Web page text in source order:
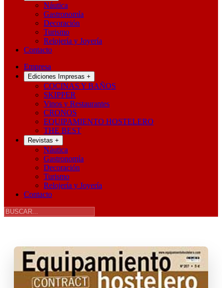
Náutica
Gastronomía
Decoración
Turismo
Relojería y Joyería
Contacto
Empresa
Ediciones Impresas +
COCINAS Y BAÑOS
SKIPPER
Vinos y Restaurantes
CRONOS
EQUIPAMIENTO HOSTELERO
THE BEST
Revistas +
Náutica
Gastronomía
Decoración
Turismo
Relojería y Joyería
Contacto